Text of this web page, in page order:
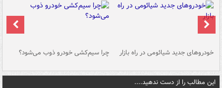
خودروهای جدید شیائومی در راه بازار چرا سیم‌کشی خودرو ذوب می‌شود؟
این مطالب را از دست ندهید....